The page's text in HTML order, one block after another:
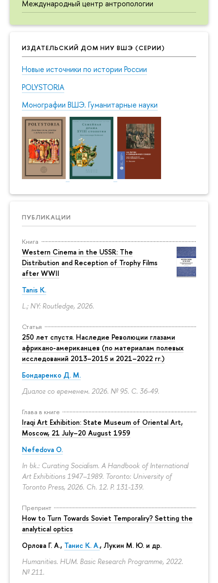
Международный центр антропологии
ИЗДАТЕЛЬСКИЙ ДОМ НИУ ВШЭ (СЕРИИ)
Новые источники по истории России
POLYSTORIA
Монографии ВШЭ. Гуманитарные науки
ПУБЛИКАЦИИ
Книга
Western Cinema in the USSR: The
Distribution and Reception of Trophy Films
after WWII
Tanis K.
L.; NY: Routledge, 2026.
Статья
250 лет спустя. Наследие Революции глазами
африкано-американцев (по материалам полевых
исследований 2013–2015 и 2021–2022 гг.)
Бондаренко Д. М.
Диалог со временем. 2026. № 95. С. 36-49.
Глава в книге
Iraqi Art Exhibition: State Museum of Oriental Art,
Moscow, 21 July–20 August 1959
Nefedova O.
In bk.: Curating Socialism. A Handbook of International
Art Exhibitions 1947–1989. Toronto: University of
Toronto Press, 2026. Ch. 12. P. 131-139.
Препринт
How to Turn Towards Soviet Temporaliry? Setting the
analytical optics
Орлова Г. А., Танис К. А., Лукин М. Ю. и др.
Humanities. HUM. Basic Research Programme, 2022.
№ 211.